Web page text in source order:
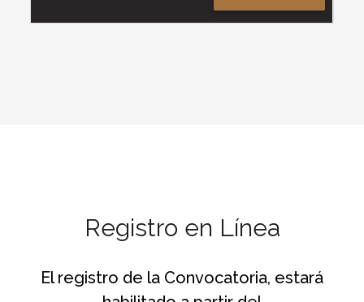
Registro en Línea
El registro de la Convocatoria, estará